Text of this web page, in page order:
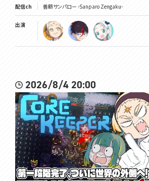
配信ch 善額サンパロー -Sanparo Zengaku-
出演
2026/8/4 20:00